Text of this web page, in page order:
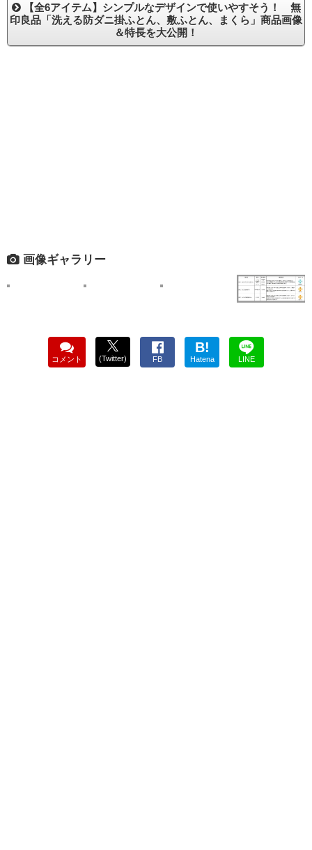
【全6アイテム】シンプルなデザインで使いやすそう！ 無
印良品「洗える防ダニ掛ふとん、敷ふとん、まくら」商品画像
＆特長を大公開！
画像ギャラリー
コメント (Twitter) FB
B!
Hatena LINE